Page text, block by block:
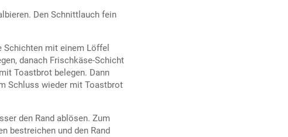
Den Schnittlauch fein
mit einem Löffel
danach Frischkäse-Schicht
Toastbrot belegen. Dann
Schluss wieder mit Toastbrot
den Rand ablösen. Zum
bestreichen und den Rand